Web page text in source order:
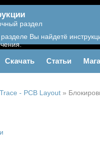
раздел
Вы найдетё
Скачать Статьи
- PCB Layout »